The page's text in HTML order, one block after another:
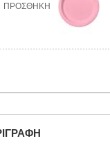
ΠΡΟΣΘΉΚΗ